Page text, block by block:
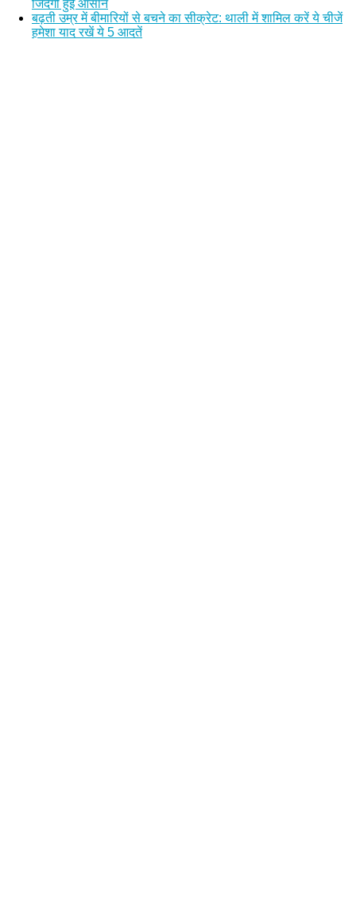
जिंदगी हुई आसान
बढ़ती उम्र में बीमारियों से बचने का सीक्रेट: थाली में शामिल करें ये चीजें
हमेशा याद रखें ये 5 आदतें